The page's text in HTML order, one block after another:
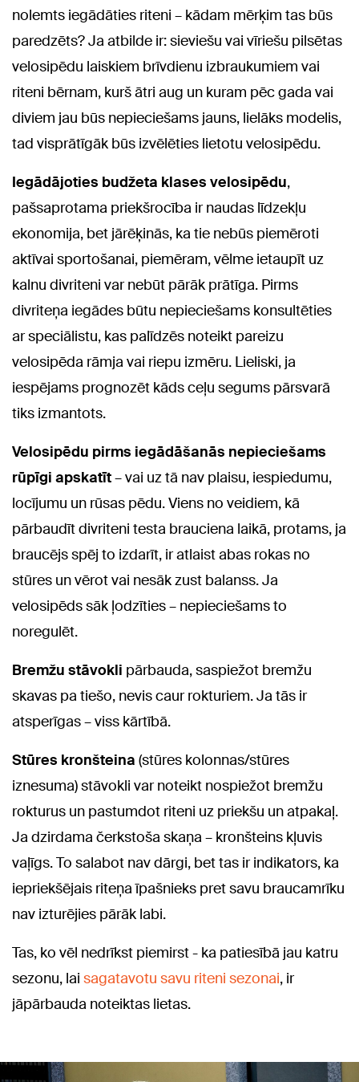
nolemts iegādāties riteni – kādam mērķim tas būs
paredzēts? Ja atbilde ir: sieviešu vai vīriešu pilsētas
velosipēdu laiskiem brīvdienu izbraukumiem vai
riteni bērnam, kurš ātri aug un kuram pēc gada vai
diviem jau būs nepieciešams jauns, lielāks modelis,
tad visprātīgāk būs izvēlēties lietotu velosipēdu.
Iegādājoties budžeta klases velosipēdu,
pašsaprotama priekšrocība ir naudas līdzekļu
ekonomija, bet jārēķinās, ka tie nebūs piemēroti
aktīvai sportošanai, piemēram, vēlme ietaupīt uz
kalnu divriteni var nebūt pārāk prātīga. Pirms
divriteņa iegādes būtu nepieciešams konsultēties
ar speciālistu, kas palīdzēs noteikt pareizu
velosipēda rāmja vai riepu izmēru. Lieliski, ja
iespējams prognozēt kāds ceļu segums pārsvarā
tiks izmantots.
Velosipēdu pirms iegādāšanās nepieciešams
rūpīgi apskatīt– vai uz tā nav plaisu, iespiedumu,
locījumu un rūsas pēdu. Viens no veidiem, kā
pārbaudīt divriteni testa brauciena laikā, protams, ja
braucējs spēj to izdarīt, ir atlaist abas rokas no
stūres un vērot vai nesāk zust balanss. Ja
velosipēds sāk ļodzīties – nepieciešams to
noregulēt.
Bremžu stāvokli pārbauda, saspiežot bremžu
skavas pa tiešo, nevis caur rokturiem. Ja tās ir
atsperīgas – viss kārtībā.
Stūres kronšteina (stūres kolonnas/stūres
iznesuma) stāvokli var noteikt nospiežot bremžu
rokturus un pastumdot riteni uz priekšu un atpakaļ.
Ja dzirdama čerkstoša skaņa – kronšteins kļuvis
vaļīgs. To salabot nav dārgi, bet tas ir indikators, ka
iepriekšējais riteņa īpašnieks pret savu braucamrīku
nav izturējies pārāk labi.
Tas, ko vēl nedrīkst piemirst - ka patiesībā jau katru
sezonu, lai sagatavotu savu riteni sezonai, ir
jāpārbauda noteiktas lietas.